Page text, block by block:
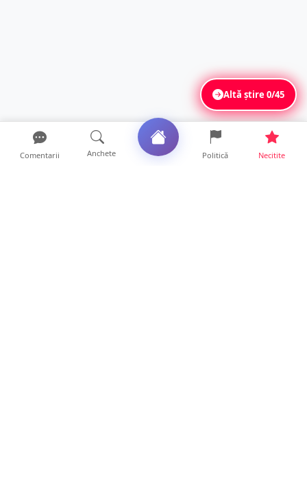
Altă știre0/45
Comentarii Anchete Politică Necitite